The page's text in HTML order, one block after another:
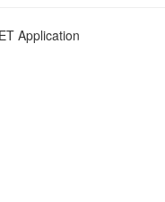
Application